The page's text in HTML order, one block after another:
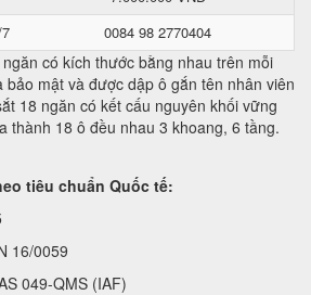
0084 98 2770404
có kích thước bằng nhau trên mỗi
bảo mật và được dập ô gắn tên nhân viên
18 ngăn có kết cấu nguyên khối vững
thành 18 ô đều nhau 3 khoang, 6 tầng.
tiêu chuẩn Quốc tế:
16/0059
049-QMS (IAF)